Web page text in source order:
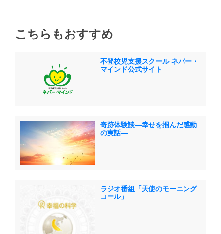
こちらもおすすめ
不登校児支援スクール ネバー・
マインド公式サイト
奇跡体験談―幸せを掴んだ感動
の実話―
ラジオ番組「天使のモーニング
コール」